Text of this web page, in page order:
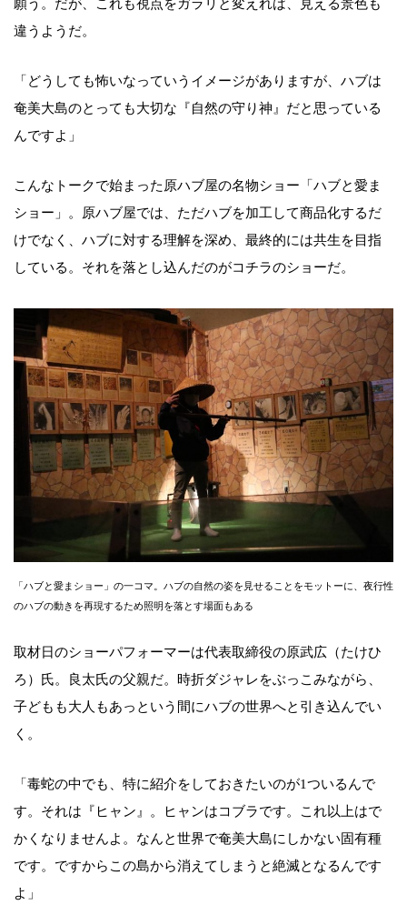
願う。だが、これも視点をガラリと変えれば、見える景色も
違うようだ。
「どうしても怖いなっていうイメージがありますが、ハブは
奄美大島のとっても大切な『自然の守り神』だと思っている
んですよ」
こんなトークで始まった原ハブ屋の名物ショー「ハブと愛ま
ショー」。原ハブ屋では、ただハブを加工して商品化するだ
けでなく、ハブに対する理解を深め、最終的には共生を目指
している。それを落とし込んだのがコチラのショーだ。
「ハブと愛まショー」の一コマ。ハブの自然の姿を見せることをモットーに、夜行性
のハブの動きを再現するため照明を落とす場面もある
取材日のショーパフォーマーは代表取締役の原武広（たけひ
ろ）氏。良太氏の父親だ。時折ダジャレをぶっこみながら、
子どもも大人もあっという間にハブの世界へと引き込んでい
く。
「毒蛇の中でも、特に紹介をしておきたいのが1ついるんで
す。それは『ヒャン』。ヒャンはコブラです。これ以上はで
かくなりませんよ。なんと世界で奄美大島にしかない固有種
です。ですからこの島から消えてしまうと絶滅となるんです
よ」